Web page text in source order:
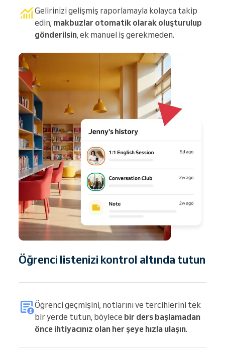
Gelirinizi gelişmiş raporlamayla kolayca takip
edin, makbuzlar otomatik olarak oluşturulup
gönderilsin, ek manuel iş gerekmeden.
Öğrenci listenizi kontrol altında tutun
Öğrenci geçmişini, notlarını ve tercihlerini tek
bir yerde tutun, böylece bir ders başlamadan
önce ihtiyacınız olan her şeye hızla ulaşın.